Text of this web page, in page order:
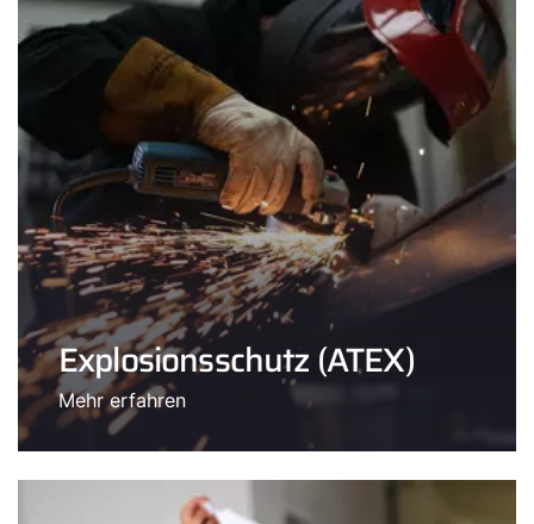
Explosionsschutz (ATEX)
Mehr erfahren